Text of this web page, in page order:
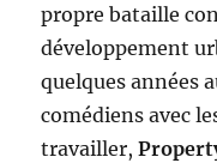
propre bataille
développement
quelques années
comédiens avec
travailler,